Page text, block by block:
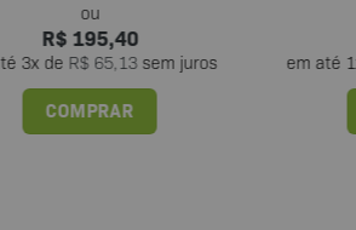
R$195,40
3x de R$65,13sem juros
COMPRAR
em até 1